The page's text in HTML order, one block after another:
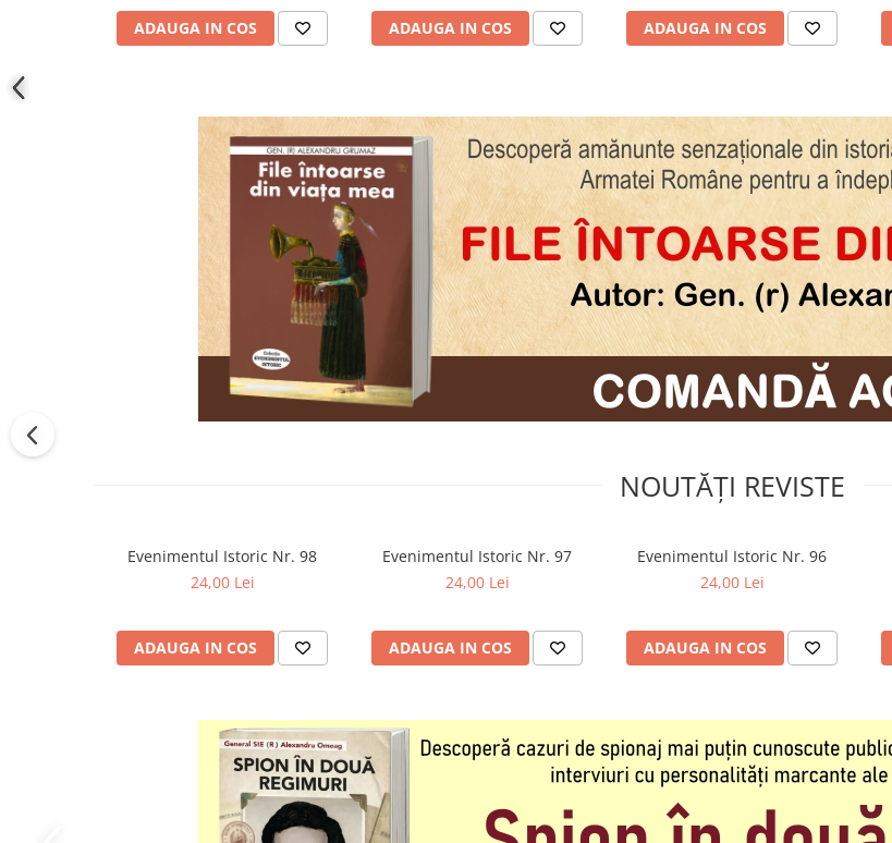
ADAUGA IN COS ADAUGA IN COS
mambo, rag”... Ediție limitată
ADAUGA IN COS
NOUTĂȚI REVISTE
Evenimentul Istoric Nr. 98
24,00 Lei
ADAUGA IN COS
Evenimentul Istoric Nr. 97
24,00 Lei
ADAUGA IN COS
Evenimentul Istoric Nr. 96
24,00 Lei
ADAUGA IN COS